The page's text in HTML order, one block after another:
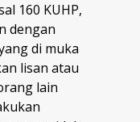
160 KUHP,
dengan
di muka
lisan atau
lain